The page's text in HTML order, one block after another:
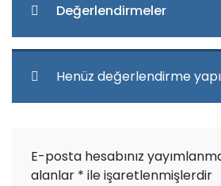
Değerlendirmeler
Henüz değerlendirme
E-posta hesabınız
alanlar * ile işaretlenmişlerdir